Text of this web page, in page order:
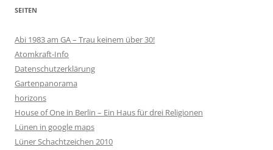
SEITEN
Abi 1983 am GA – Trau keinem über 30!
Atomkraft-Info
Datenschutzerklärung
Gartenpanorama
horizons
House of One in Berlin – Ein Haus für drei Religionen
Lünen in google maps
Lüner Schachtzeichen 2010